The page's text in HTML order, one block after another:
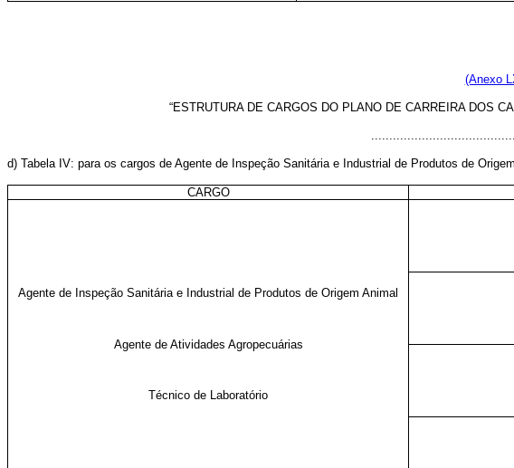
(Anexo
“ESTRUTURA DE CARGOS DO PLANO DE CARREIRA DOS
d) Tabela IV: para os cargos de Agente de Inspeção Sanitária e Industrial de Produtos de
CARGO
Agente de Inspeção Sanitária e Industrial de Produtos de Origem Animal
Agente de Atividades Agropecuárias
Técnico de Laboratório